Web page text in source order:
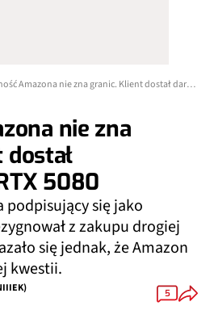
Hojność Amazona nie zna granic. Klient dostał darmowego RTX 5080
nie zna
5080
się jako
z zakupu drogiej
się jednak, że Amazon
kwestii.
5